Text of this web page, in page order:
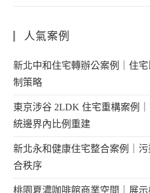
人氣案例
新北中和住宅轉辦公案例｜住
制策略
東京涉谷 2LDK 住宅重構案例
統邊界內比例重建
新北永和健康住宅整合案例｜
合秩序
桃園夏濃咖啡館商業空間｜展